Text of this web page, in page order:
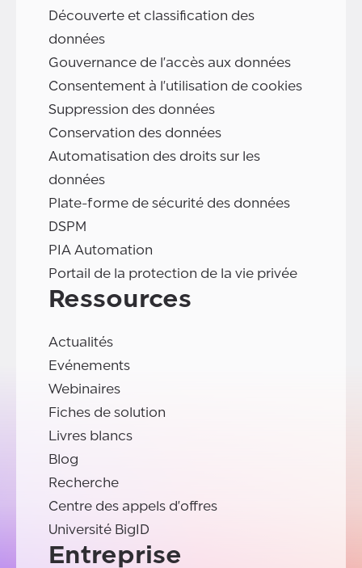
Découverte et classification des
données
Gouvernance de l'accès aux données
Consentement à l'utilisation de cookies
Suppression des données
Conservation des données
Automatisation des droits sur les
données
Plate-forme de sécurité des données
DSPM
PIA Automation
Portail de la protection de la vie privée
Ressources
Actualités
Evénements
Webinaires
Fiches de solution
Livres blancs
Blog
Recherche
Centre des appels d'offres
Université BigID
Entreprise